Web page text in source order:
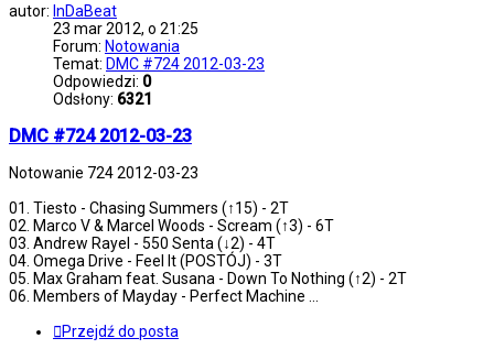
autor: InDaBeat
23 mar 2012, o 21:25
Forum: Notowania
Temat: DMC #724 2012-03-23
Odpowiedzi: 0
Odsłony: 6321
DMC #724 2012-03-23
Notowanie 724 2012-03-23
01. Tiesto - Chasing Summers (↑15) - 2T
02. Marco V & Marcel Woods - Scream (↑3) - 6T
03. Andrew Rayel - 550 Senta (↓2) - 4T
04. Omega Drive - Feel It (POSTÓJ) - 3T
05. Max Graham feat. Susana - Down To Nothing (↑2) - 2T
06. Members of Mayday - Perfect Machine ...
Przejdź do posta